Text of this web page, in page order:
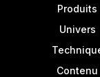
Produits
Univers
Contenu